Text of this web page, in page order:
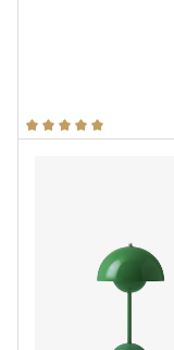
Durchschnittliche